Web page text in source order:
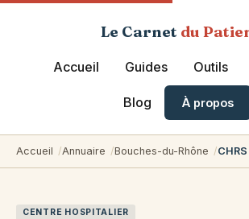
Le Carnet du
Accueil Guides Outils
Blog À propos
Accueil Annuaire Bouches-du-Rhône
CENTRE HOSPITALIER